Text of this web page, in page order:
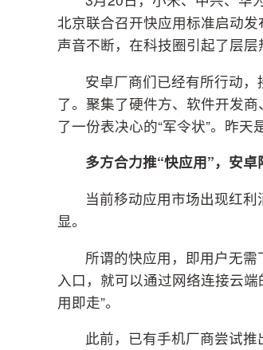
北京联合召开快应用标准启动发
声音不断，在科技圈引起了层层
安卓厂商们已经有所行动
了。聚集了硬件方、软件开发
了一份表决心的“军令状”。昨
多方合力推“快应用”，安
当前移动应用市场出现红
显。
所谓的快应用，即用户无
入口，就可以通过网络连接云
用即走”。
此前，已有手机厂商尝试推